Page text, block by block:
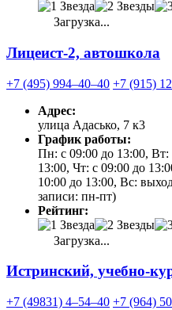
Загрузка...
Лицеист-2, автошкола
+7 (495) 994‒40‒40 +7 (915)
Адрес:
улица Адасько, 7 к3
График работы:
Пн: с 09:00 до 13:00, Вт:
13:00, Чт: с 09:00 до
10:00 до 13:00, Вс:
записи: пн-пт)
Рейтинг:
Загрузка...
Истринский, учебно-
+7 (49831) 4‒54‒40 +7 (964)